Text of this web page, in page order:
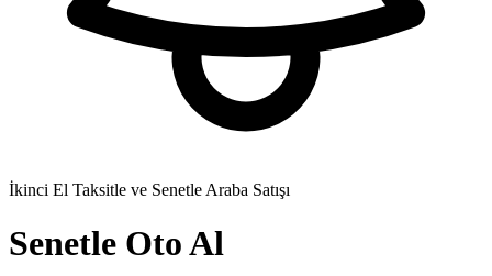
İkinci El Taksitle ve Senetle Araba Satışı
Senetle Oto Al